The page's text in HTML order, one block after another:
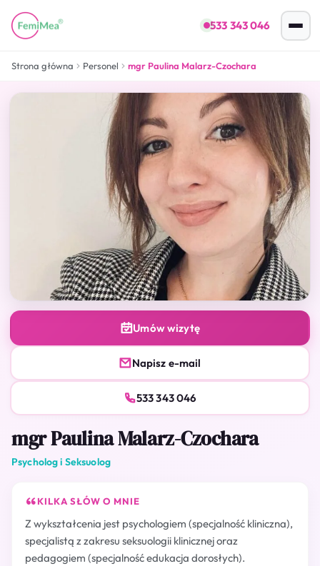
533 343 046
Strona główna Personel mgr Paulina Malarz-Czochara
Psycholog i Seksuolog
Umów wizytę
Napisz e-mail
533 343 046
mgr Paulina Malarz-Czochara
Psycholog i Seksuolog
KILKA SŁÓW O MNIE
Z wykształcenia jest psychologiem (specjalność kliniczna),
specjalistą z zakresu seksuologii klinicznej oraz
pedagogiem (specjalność edukacja dorosłych).